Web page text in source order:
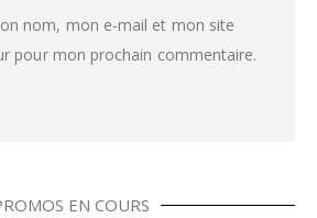
nom, mon e-mail et mon site
pour mon prochain commentaire.
EN COURS